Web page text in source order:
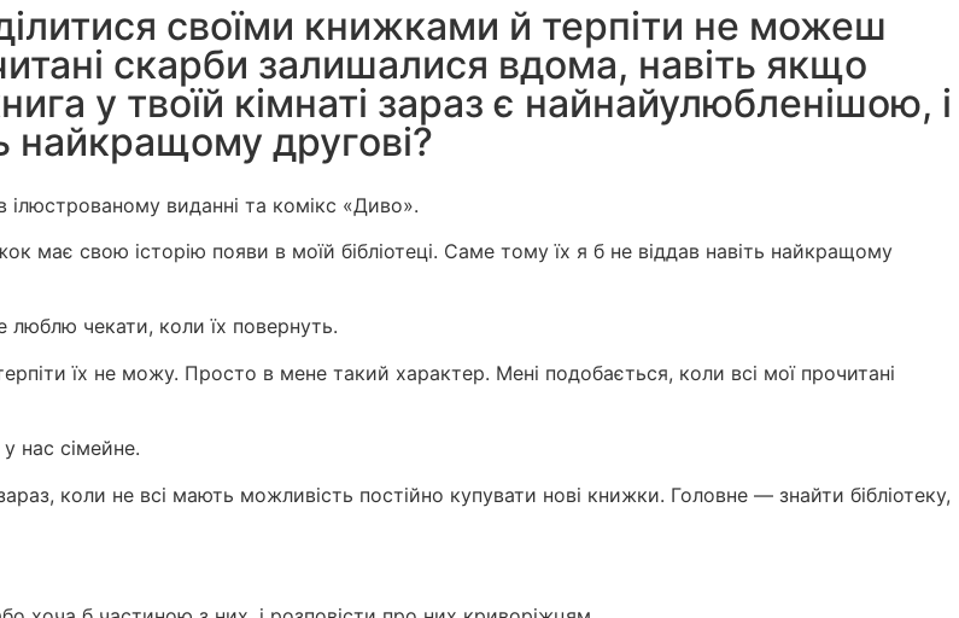
своїми книжками й терпіти не можеш
скарби залишалися вдома, навіть якщо
у твоїй кімнаті зараз є найнайулюбленішою, і
найкращому другові?
ілюстрованому виданні та комікс «Диво».
свою історію появи в моїй бібліотеці. Саме тому їх я б не віддав навіть найкращому
чекати, коли їх повернуть.
їх не можу. Просто в мене такий характер. Мені подобається, коли всі мої прочитані
нас сімейне.
коли не всі мають можливість постійно купувати нові книжки. Головне — знайти бібліотеку,